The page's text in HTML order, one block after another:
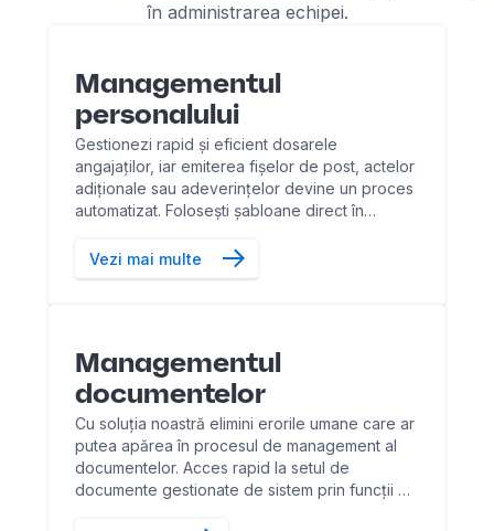
în administrarea echipei.
Managementul
personalului
Gestionezi rapid și eficient dosarele
angajaților, iar emiterea fișelor de post, actelor
adiționale sau adeverințelor devine un proces
automatizat. Folosești șabloane direct în
administrativ.
Vezi mai multe
Managementul
documentelor
Cu soluția noastră elimini erorile umane care ar
putea apărea în procesul de management al
documentelor. Acces rapid la setul de
documente gestionate de sistem prin funcții de